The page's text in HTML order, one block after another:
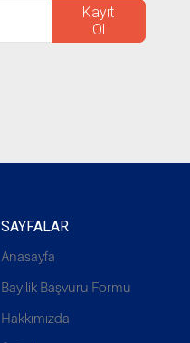
Kayıt
Ol
SAYFALAR
Anasayfa
Bayilik Başvuru Formu
Hakkımızda